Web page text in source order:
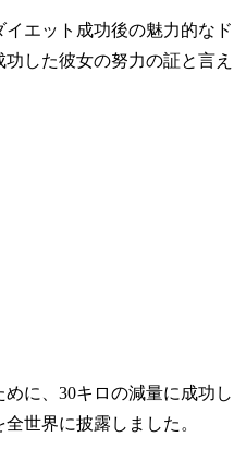
エット成功後の魅力的な
した彼女の努力の証と言え
に、30キロの減量に成功
世界に披露しました。